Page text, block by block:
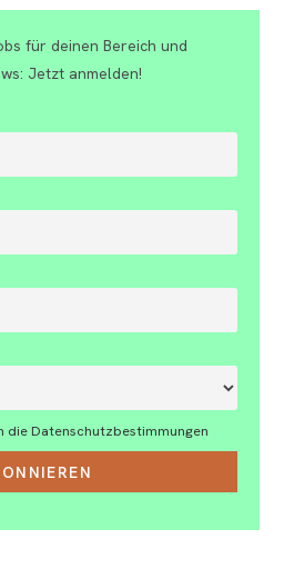
für deinen Bereich und
Jetzt anmelden!
die Datenschutzbestimmungen